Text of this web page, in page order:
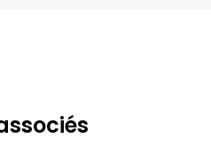
NILFISK ALTO ATTIX 50-21 XC